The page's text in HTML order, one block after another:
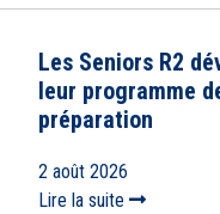
Les Seniors R2
leur programme
préparation
2 août 2026
Lire la suite